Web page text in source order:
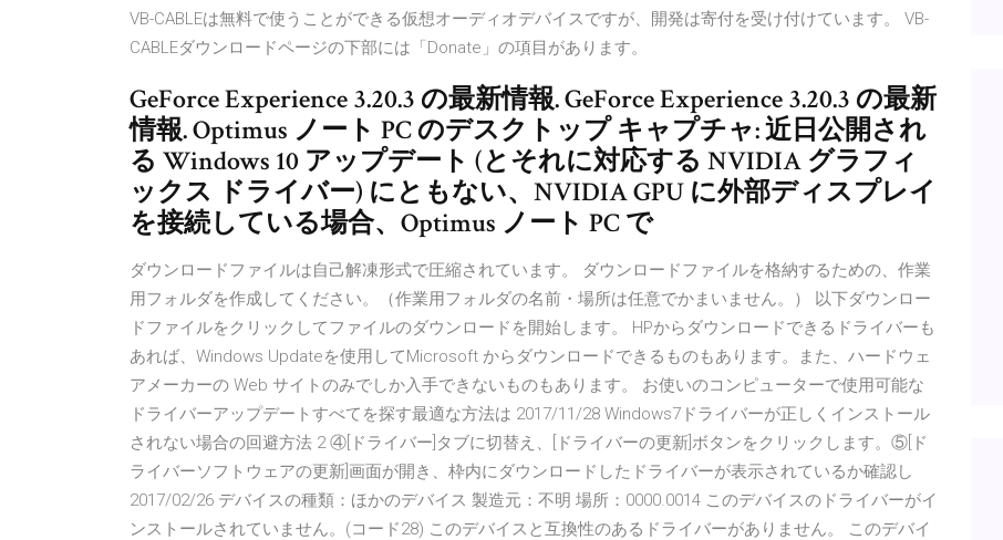
VB-CABLEは無料で使うことができる仮想オーディオデバイスですが、開発は寄付を受け付けています。 VB-
CABLEダウンロードページの下部には「Donate」の項目があります。
GeForce Experience 3.20.3 の最新情報. GeForce Experience 3.20.3 の最新
情報. Optimus ノート PC のデスクトップ キャプチャ: 近日公開され
る Windows 10 アップデート (とそれに対応する NVIDIA グラフィ
ックス ドライバー) にともない、NVIDIA GPU に外部ディスプレイ
を接続している場合、Optimus ノート PC で
ダウンロードファイルは自己解凍形式で圧縮されています。 ダウンロードファイルを格納するための、作業
用フォルダを作成してください。（作業用フォルダの名前・場所は任意でかまいません。） 以下ダウンロー
ドファイルをクリックしてファイルのダウンロードを開始します。 HPからダウンロードできるドライバーも
あれば、Windows Updateを使用してMicrosoft からダウンロードできるものもあります。また、ハードウェ
アメーカーの Web サイトのみでしか入手できないものもあります。 お使いのコンピューターで使用可能な
ドライバーアップデートすべてを探す最適な方法は 2017/11/28 Windows7ドライバーが正しくインストール
されない場合の回避方法 2 ④[ドライバー]タブに切替え、[ドライバーの更新]ボタンをクリックします。⑤[ド
ライバーソフトウェアの更新]画面が開き、枠内にダウンロードしたドライバーが表示されているか確認し
2017/02/26 デバイスの種類：ほかのデバイス 製造元：不明 場所：0000.0014 このデバイスのドライバーがイ
ンストールされていません。(コード28) このデバイスと互換性のあるドライバーがありません。 このデバイ